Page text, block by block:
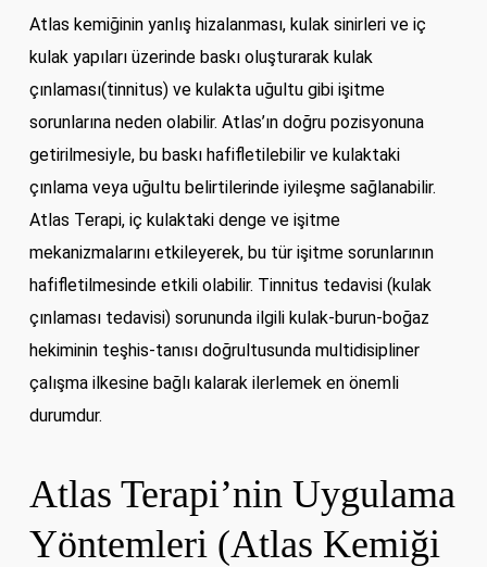
Atlas kemiğinin yanlış hizalanması, kulak sinirleri ve iç
kulak yapıları üzerinde baskı oluşturarak kulak
çınlaması(tinnitus) ve kulakta uğultu gibi işitme
sorunlarına neden olabilir. Atlas’ın doğru pozisyonuna
getirilmesiyle, bu baskı hafifletilebilir ve kulaktaki
çınlama veya uğultu belirtilerinde iyileşme sağlanabilir.
Atlas Terapi, iç kulaktaki denge ve işitme
mekanizmalarını etkileyerek, bu tür işitme sorunlarının
hafifletilmesinde etkili olabilir. Tinnitus tedavisi (kulak
çınlaması tedavisi) sorununda ilgili kulak-burun-boğaz
hekiminin teşhis-tanısı doğrultusunda multidisipliner
çalışma ilkesine bağlı kalarak ilerlemek en önemli
durumdur.
Atlas Terapi’nin Uygulama
Yöntemleri (Atlas Kemiği